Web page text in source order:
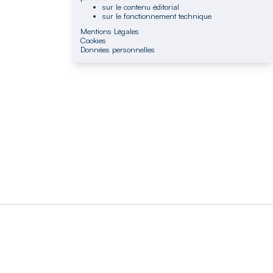
sur le contenu éditorial
sur le fonctionnement technique
Mentions Légales
Cookies
Données personnelles